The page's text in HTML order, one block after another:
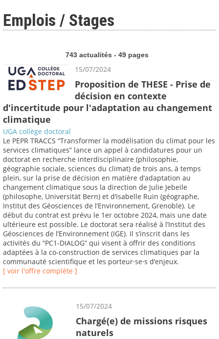
Emplois / Stages
743 actualités - 49 pages
15/07/2024
Proposition de THESE - Prise de
décision en contexte
d'incertitude pour l'adaptation au changement
climatique
UGA collège doctoral
Le PEPR TRACCS “Transformer la modélisation du climat pour les
services climatiques” lance un appel à candidatures pour un
doctorat en recherche interdisciplinaire (philosophie,
géographie sociale, sciences du climat) de trois ans, à temps
plein, sur la prise de décision en matière d’adaptation au
changement climatique sous la direction de Julie Jebeile
(philosophe, Universität Bern) et d’Isabelle Ruin (géographe,
Institut des Géosciences de l’Environnement, Grenoble). Le
début du contrat est prévu le 1er octobre 2024, mais une date
ultérieure est possible. Le doctorat sera réalisé à l’Institut des
Géosciences de l’Environnement (IGE). Il s’inscrit dans les
activités du “PC1-DIALOG” qui visent à offrir des conditions
adaptées à la co-construction de services climatiques par la
communauté scientifique et les porteur·se·s d’enjeux.
[ voir l'offre complète ]
15/07/2024
Chargé(e) de missions risques
naturels